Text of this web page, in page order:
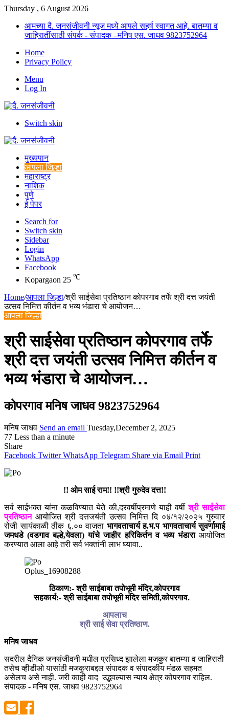
Thursday , 6 August 2026
आमच्या दै. जनसंजीवनी न्यूज मध्ये आपले सहर्ष स्वागत आहे. बातम्या व
जाहिरातींसाठी संपर्क - संपादक –मनिष एस. जाधव 9823752964
Home
Privacy Policy
Menu
Log In
Switch skin
मुख्यपान
आपला जिल्हा
महाराष्ट्र
नाशिक
पुणे
ई पेपर
Search for
Switch skin
Sidebar
Login
WhatsApp
Facebook
Kopargaon 25 ℃
Home/आपला जिल्हा/श्री साईसेवा प्रतिष्ठान कोपरगाव तर्फे श्री दत्त जयंती
उत्सव निमित्त कीर्तन व भव्य भंडारा चे आयोजन…
आपला जिल्हा
श्री साईसेवा प्रतिष्ठान कोपरगाव तर्फे
श्री दत्त जयंती उत्सव निमित्त कीर्तन व
भव्य भंडारा चे आयोजन…
कोपरगाव मनिष जाधव 9823752964
मनिष जाधव Send an email Tuesday,December 2, 2025
77 Less than a minute
Share
Facebook Twitter WhatsApp Telegram Share via Email Print
!! ओम साई राम!! !!श्री गुरुदेव दत्त!!
सर्व साईभक्त यांना कळविण्यात येते की,दरवर्षीप्रमाणे याही वर्षीश्री साईसेवा
प्रतिष्ठान आयोजित श्री दत्तजयंती उत्सव निमित्त दि ०४/१२/२०२५ गुरुवार
रोजी सायंकाळी ठीक ६.०० वाजता भागवताचार्य ह.भ.प भागवताचार्य सुवर्णामाई
जमधडे (वडगाव बल्हे,येवला) यांचे जाहीर हरिकिर्तन व भव्य भंडाराआयोजित
करण्यात आला आहे तरी सर्व भक्तांनी लाभ घ्यावा..
Oplus_16908288
ठिकाण:- श्री साईबाबा तपोभूमी मंदिर,कोपरगाव
सहकार्य:- श्री साईबाबा तपोभूमी मंदिर समिती,कोपरगाव.
आपलाच
श्री साई सेवा प्रतिष्ठाण.
मनिष जाधव
सदरील दैनिक जनसंजीवनी मधील प्रसिध्द झालेला मजकुर बातम्या व जाहिराती
तसेच व्हीडीओ यासांठी मजकुराबद्दल संपादक व संपादकीय मंडळ सहमत
असेलच असे नाही. जरी काही वाद उद्भवल्यास न्याय क्षेत्र कोपरगाव राहिल.
संपादक - मनिष एस. जाधव 9823752964